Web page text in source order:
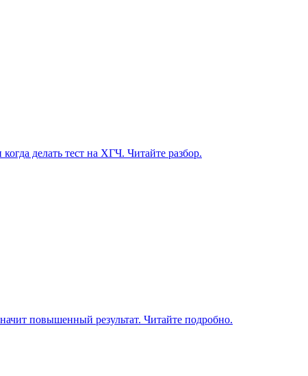
делать тест на ХГЧ. Читайте разбор.
повышенный результат. Читайте подробно.